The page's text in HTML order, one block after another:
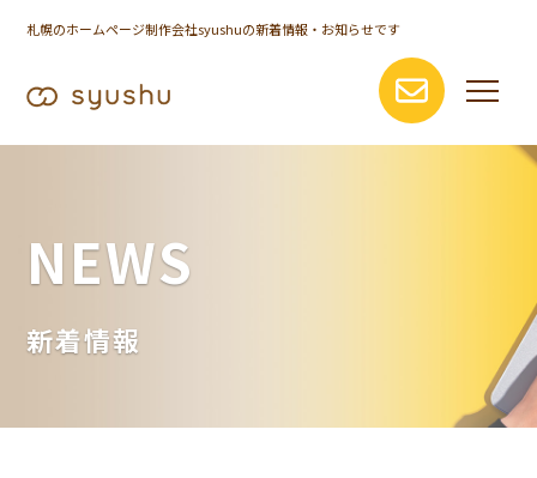
札幌のホームページ制作会社syushuの新着情報・お知らせです
NEWS
新着情報